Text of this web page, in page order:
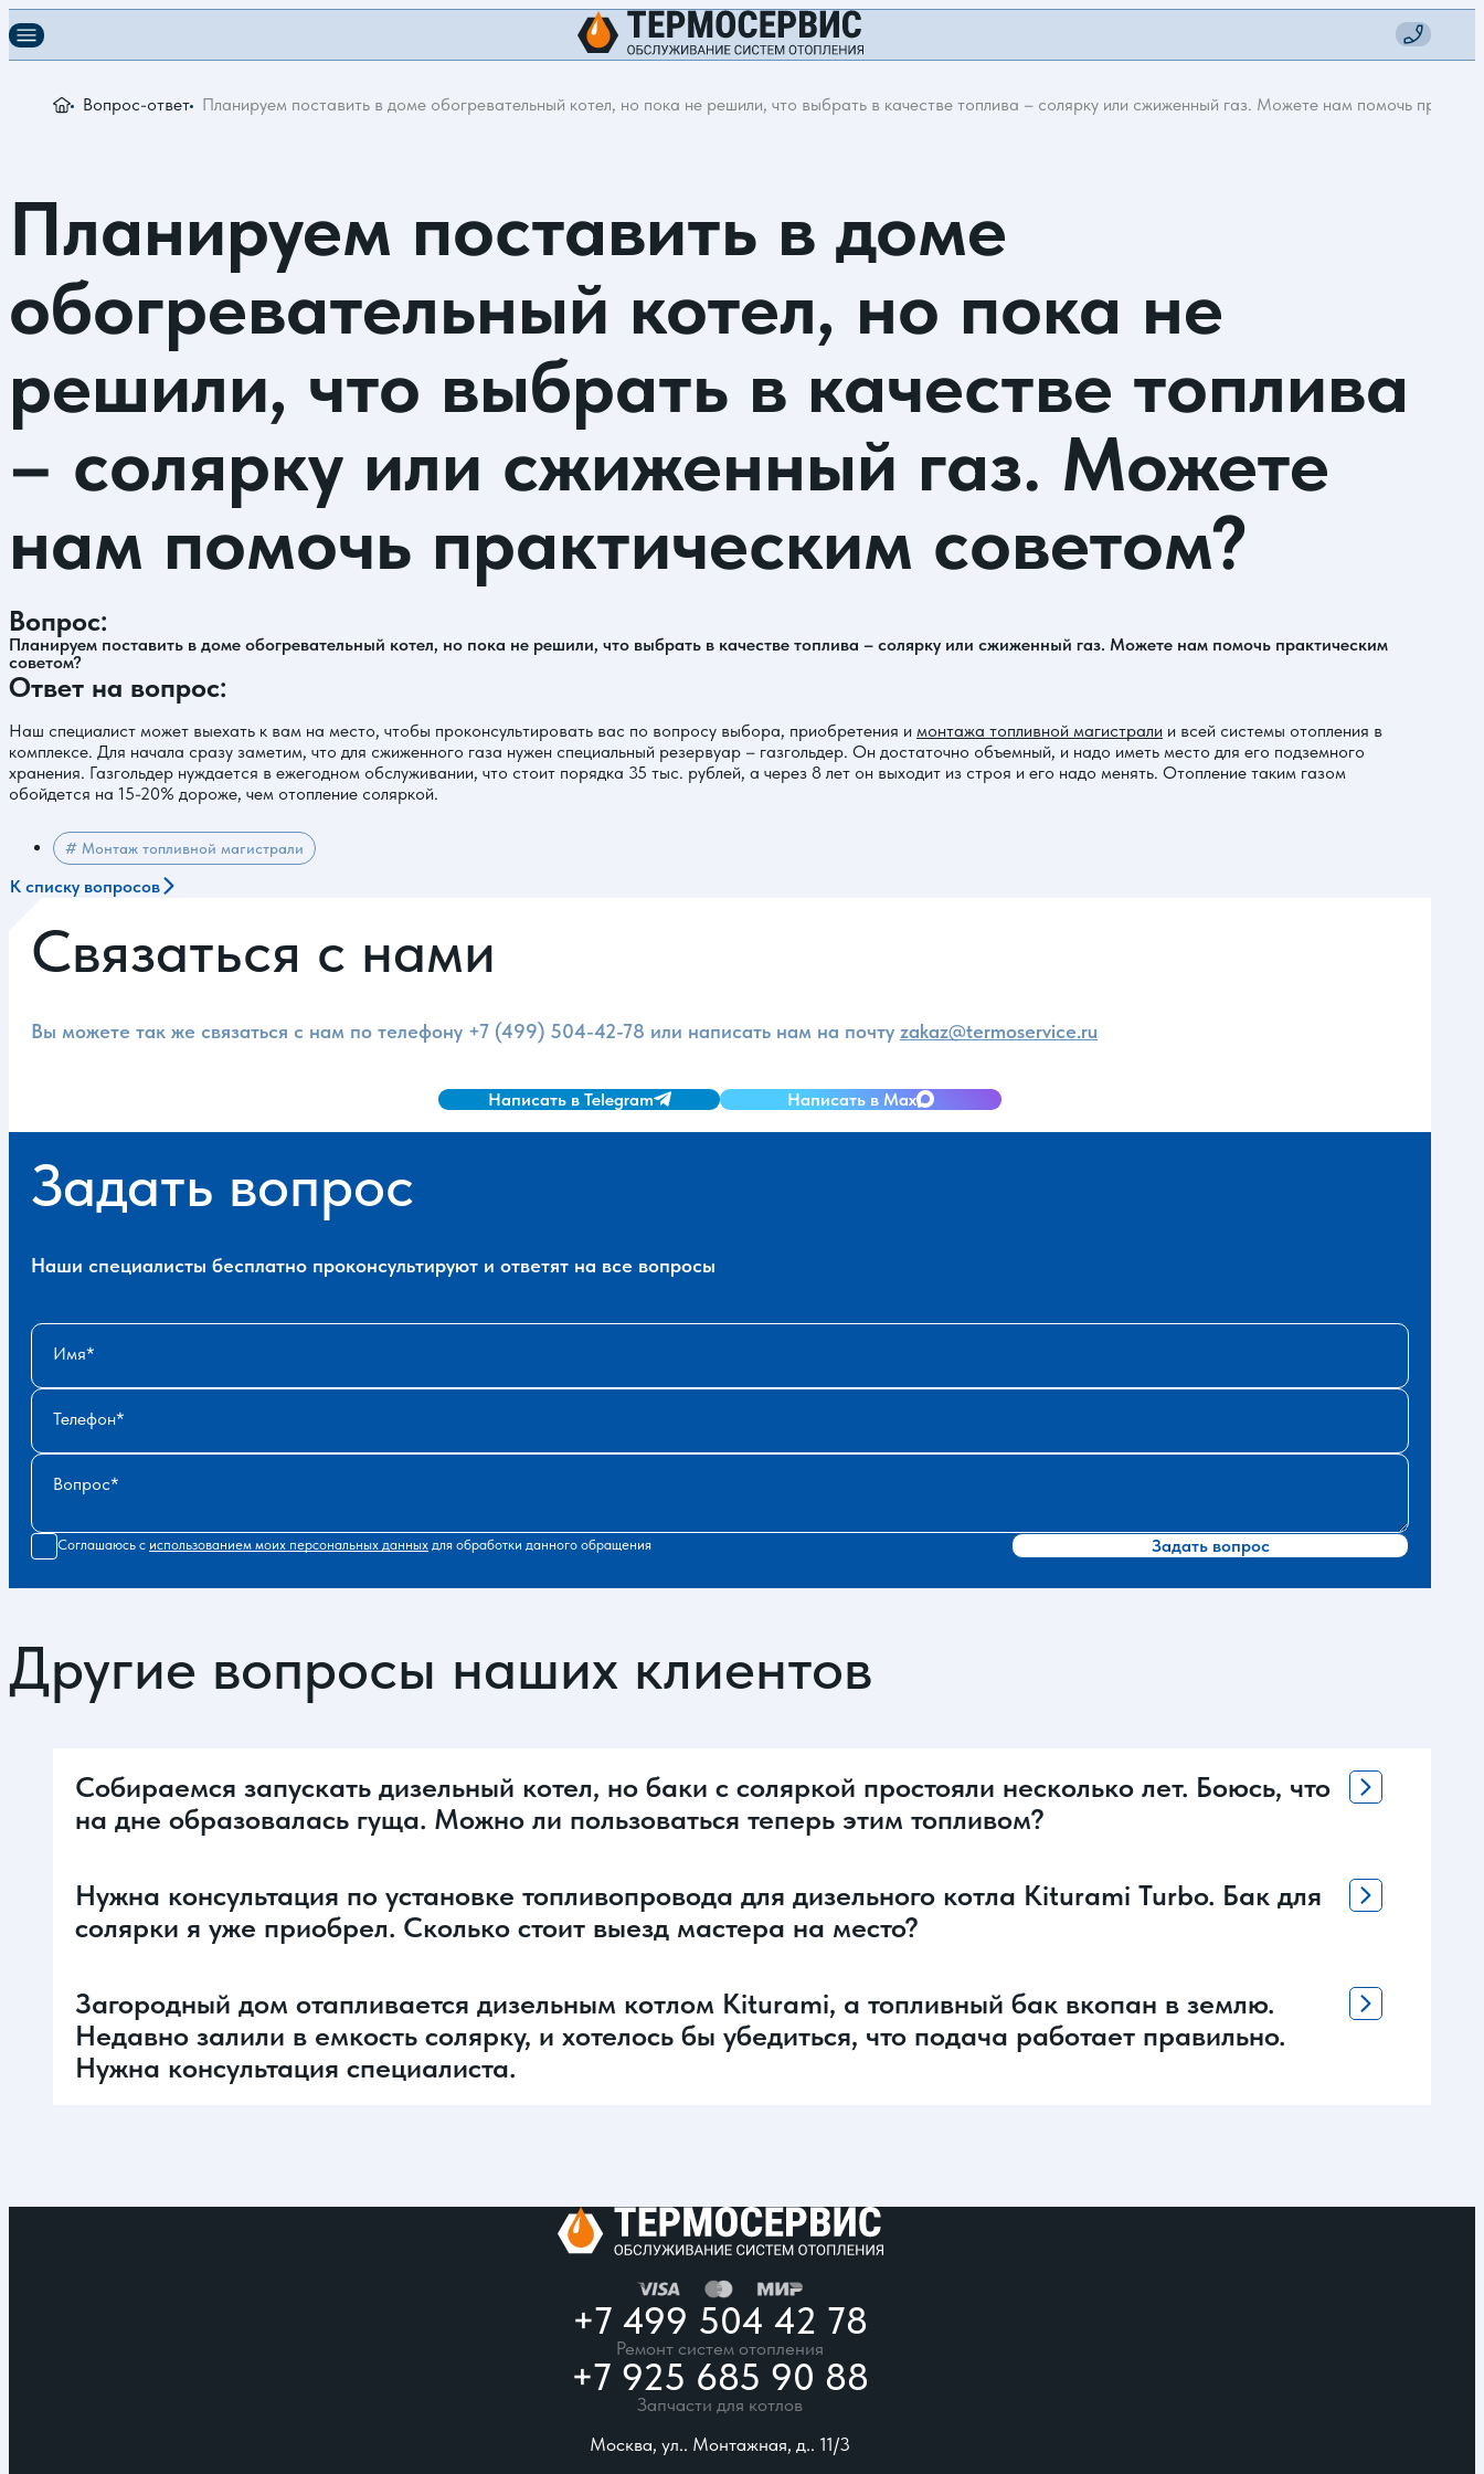
Вопрос-ответ Планируем поставить в доме обогревательный котел, но пока не решили, что выбрать в качестве топлива – солярку или сжиженный газ. Можете нам помочь
Планируем поставить в доме
обогревательный котел, но пока не
решили, что выбрать в качестве топлива
– солярку или сжиженный газ. Можете
нам помочь практическим советом?
Вопрос:
Планируем поставить в доме обогревательный котел, но пока не решили, что выбрать в качестве топлива – солярку или сжиженный газ. Можете нам помочь практическим
советом?
Ответ на вопрос:
Наш специалист может выехать к вам на место, чтобы проконсультировать вас по вопросу выбора, приобретения и монтажа топливной магистрали и всей системы отопления в
комплексе. Для начала сразу заметим, что для сжиженного газа нужен специальный резервуар – газгольдер. Он достаточно объемный, и надо иметь место для его подземного
хранения. Газгольдер нуждается в ежегодном обслуживании, что стоит порядка 35 тыс. рублей, а через 8 лет он выходит из строя и его надо менять. Отопление таким газом
обойдется на 15-20% дороже, чем отопление соляркой.
# Монтаж топливной магистрали
К списку вопросов
Связаться с нами
Вы можете так же связаться с нам по телефону +7 (499) 504-42-78 или написать нам на почту zakaz@termoservice.ru
Написать в Telegram Написать в Max
Задать вопрос
Наши специалисты бесплатно проконсультируют и ответят на все вопросы
Имя
Телефон
Вопрос
Соглашаюсь с использованием моих персональных данных для обработки данного обращения Задать вопрос
Другие вопросы наших клиентов
Собираемся запускать дизельный котел, но баки с соляркой простояли несколько лет. Боюсь, что
на дне образовалась гуща. Можно ли пользоваться теперь этим топливом?
Нужна консультация по установке топливопровода для дизельного котла Kiturami Turbo. Бак для
солярки я уже приобрел. Сколько стоит выезд мастера на место?
Загородный дом отапливается дизельным котлом Kiturami, а топливный бак вкопан в землю.
Недавно залили в емкость солярку, и хотелось бы убедиться, что подача работает правильно.
Нужна консультация специалиста.
+7 499 504 42 78
Ремонт систем отопления
+7 925 685 90 88
Запчасти для котлов
Москва, ул.. Монтажная, д.. 11/3